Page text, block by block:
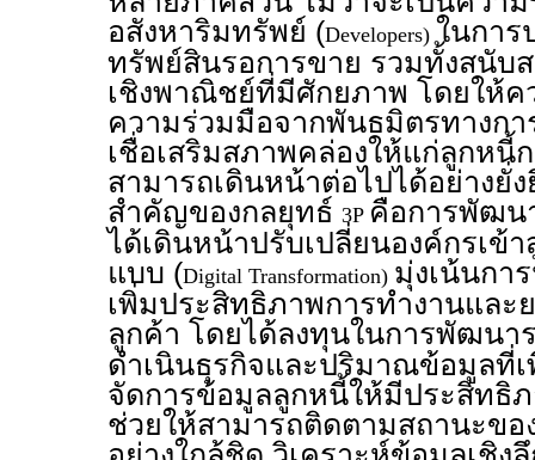
อสังหาริมทรัพย์ (Developers)ในการ
ทรัพย์สินรอการขาย รวมทั้งสนับ
เชิงพาณิชย์ที่มีศักยภาพ โดยให้ค
ความร่วมมือจากพันธมิตรทางกา
เชื่อเสริมสภาพคล่องให้แก่ลูกหนี้
สามารถเดินหน้าต่อไปได้อย่างยั่
สำคัญของกลยุทธ์ 3P คือการพัฒน
ได้เดินหน้าปรับเปลี่ยนองค์กรเข้
แบบ (Digital Transformation) มุ่งเน้นกา
เพิ่มประสิทธิภาพการทำงานและ
ลูกค้า โดยได้ลงทุนในการพัฒนา
ดำเนินธุรกิจและปริมาณข้อมูลที่
จัดการข้อมูลลูกหนี้ให้มีประสิทธิ
ช่วยให้สามารถติดตามสถานะขอ